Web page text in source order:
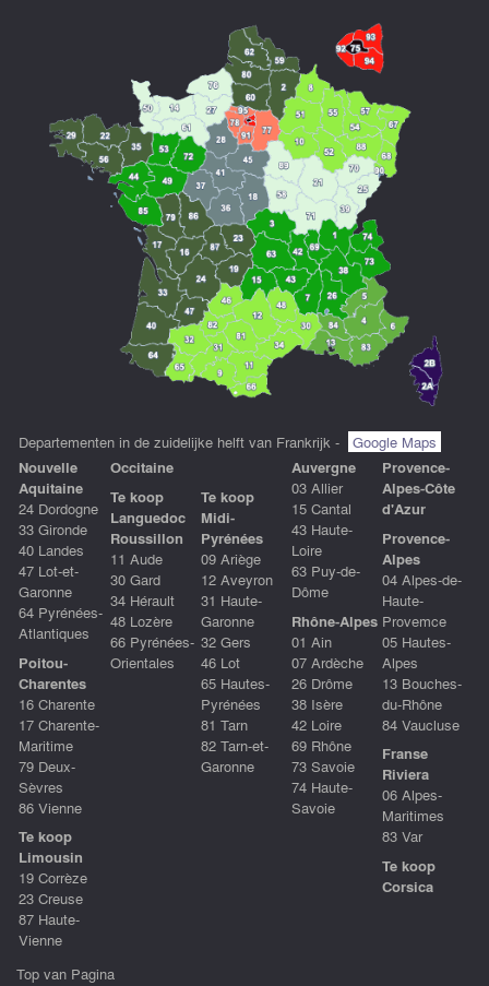
Departementen in de zuidelijke helft van Frankrijk -
Google Maps
Nouvelle
Aquitaine
24 Dordogne
33 Gironde
40 Landes
47 Lot-et-
Garonne
64 Pyrénées-
Atlantiques
Poitou-
Charentes
16 Charente
17 Charente-
Maritime
79 Deux-
Sèvres
86 Vienne
Te koop
Limousin
19 Corrèze
23 Creuse
87 Haute-
Vienne
Occitaine
Te koop
Languedoc
Roussillon
11 Aude
30 Gard
34 Hérault
48 Lozère
66 Pyrénées-
Orientales
Te koop
Midi-
Pyrénées
09 Ariège
12 Aveyron
31 Haute-
Garonne
32 Gers
46 Lot
65 Hautes-
Pyrénées
81 Tarn
82 Tarn-et-
Garonne
Auvergne
03 Allier
15 Cantal
43 Haute-
Loire
63 Puy-de-
Dôme
Rhône-Alpes
01 Ain
07 Ardèche
26 Drôme
38 Isère
42 Loire
69 Rhône
73 Savoie
74 Haute-
Savoie
Provence-
Alpes-Côte
d'Azur
Provence-
Alpes
04 Alpes-de-
Haute-
Provemce
05 Hautes-
Alpes
13 Bouches-
du-Rhône
84 Vaucluse
Franse
Riviera
06 Alpes-
Maritimes
83 Var
Te koop
Corsica
Top van Pagina